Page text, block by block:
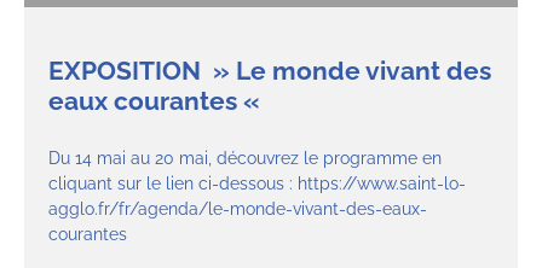
EXPOSITION » Le monde vivant des
eaux courantes «
Du 14 mai au 20 mai, découvrez le programme en
cliquant sur le lien ci-dessous : https://www.saint-lo-
agglo.fr/fr/agenda/le-monde-vivant-des-eaux-
courantes